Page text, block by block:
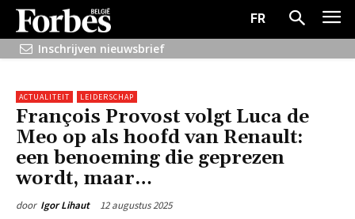
FR
Inschrijven nieuwsbrief
ACTUALITEIT LEIDERSCHAP
François Provost volgt Luca de
Meo op als hoofd van Renault:
een benoeming die geprezen
wordt, maar…
door Igor Lihaut 12 augustus 2025